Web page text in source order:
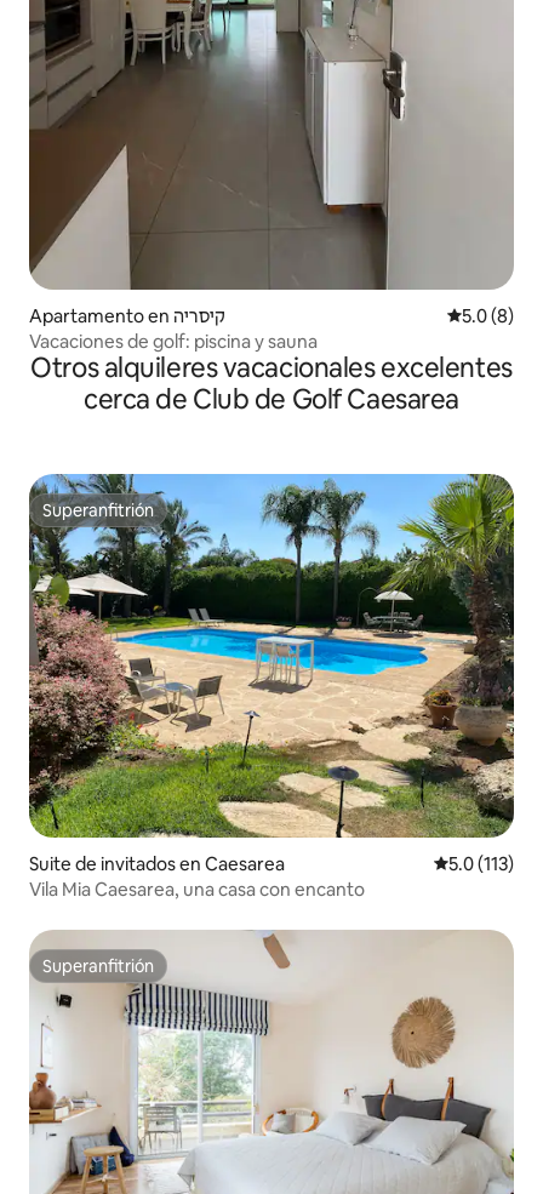
Apartamento en קיסריה
5.0 (8)
Vacaciones de golf: piscina y sauna
Otros alquileres vacacionales excelentes
cerca de Club de Golf Caesarea
Superanfitrión
Superanfitrión
Suite de invitados en Caesarea Calificación
5.0 (113)
Vila Mia Caesarea, una casa con encanto
Superanfitrión
Superanfitrión